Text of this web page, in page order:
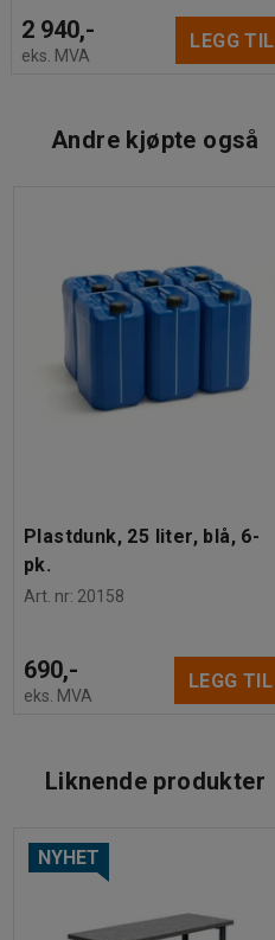
2 940,-
eks. MVA
LEGG TIL
Andre kjøpte også
Plastdunk, 25 liter, blå, 6-
pk.
Art. nr: 20158
690,-
eks. MVA
LEGG TIL
Liknende produkter
NYHET